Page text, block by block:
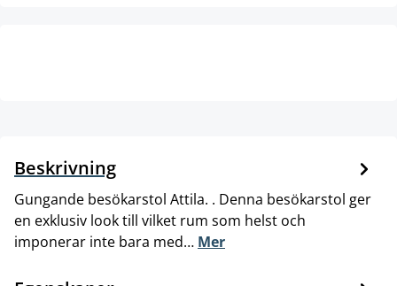
Beskrivning
Gungande besökarstol Attila. . Denna besökarstol ger
en exklusiv look till vilket rum som helst och
imponerar inte bara med… Mer